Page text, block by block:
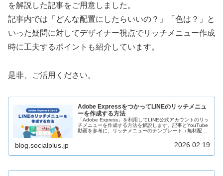
を解説した記事をご用意しました。
記事内では「どんな配置にしたらいいの？」「色は？」と
いった疑問に対してデザイナー視点でリッチメニュー作成
時に工夫するポイントも紹介しています。
是非、ご活用ください。
Adobe ExpressをつかってLINEのリッチメニュ
ーを作成する方法
「Adobe Express」を利用してLINE公式アカウントのリッ
チメニューを作成する方法を解説します。記事とYouTube
動画を参考に、リッチメニューのテンプレート（無料配
も簡単にリッチメニューの画像が作成できます。
blog.socialplus.jp 2026.02.19